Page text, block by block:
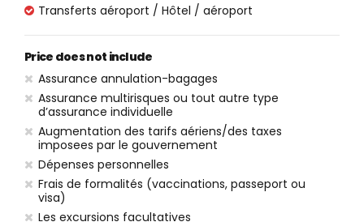
Transferts aéroport / Hôtel / aéroport
Price does not include
Assurance annulation-bagages
Assurance multirisques ou tout autre type
d’assurance individuelle
Augmentation des tarifs aériens/des taxes
imposees par le gouvernement
Dépenses personnelles
Frais de formalités (vaccinations, passeport ou
visa)
Les excursions facultatives